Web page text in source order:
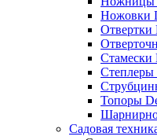
Ножовки
Отвертки
Стамески
Степлеры
Топоры
Садовая